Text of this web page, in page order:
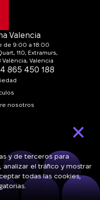
de la Propiedad en
legal de la
tipo
de obra nueva cuestan
reformado tendrá un
Cuanto más grande es el
viviendas más caras se
de prestigio donde
5.246 euros. Incluso en
y 5.104 euros/m². En
Valencia
de 9:00 a 18:00
110, Extramurs,
Valencia
865 450 188
nosotros
×
y de terceros para
el tráfico y mostrar
todas las cookies,